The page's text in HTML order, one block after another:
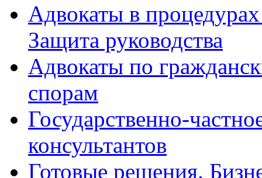
Адвокаты в
Защита руководства
Адвокаты по
спорам
Государственно-
консультантов
Готовые решения.